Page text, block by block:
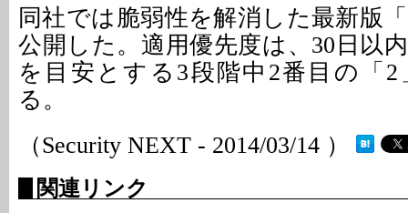
同社では脆弱性を解消した最新版
公開した。適用優先度は、30日以
を目安とする3段階中2番目の「
る。
（Security NEXT - 2014/03/14 ）
関連リンク